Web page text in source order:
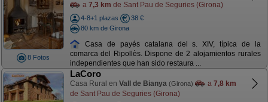
8 Fotos
a 7,3 km de Sant Pau de Seguries (Girona)
4-8+1 plazas
38 €
80 km de Girona
Casa de payés catalana del s. XIV, típica de la
comarca del Ripollès. Dispone de 2 alojamientos rurales
independientes que han sido restaura ...
LaCoro
Casa Rural en Vall de Bianya (Girona) a 7,8 km
de Sant Pau de Seguries (Girona)